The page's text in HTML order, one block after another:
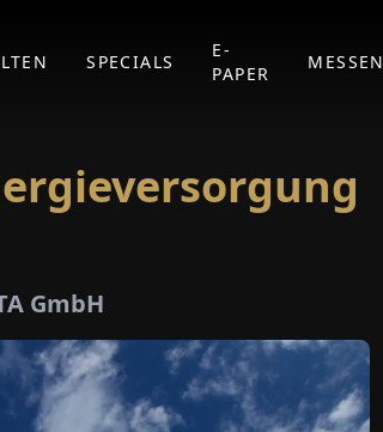
SPECIALS
E-
PAPER
MESSEN
GmbH